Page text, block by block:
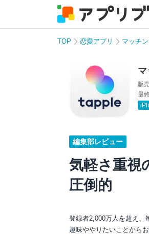
TOP 恋愛アプリ マッチ
販
最
編集部レビュー
気軽さ重視
圧倒的
登録者2,000万人を超え、
趣味ややりたいことから